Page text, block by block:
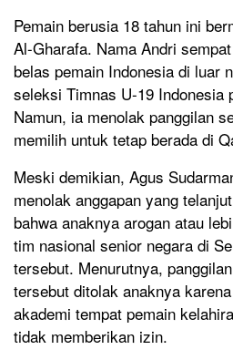
Pemain berusia 18 tahun ini
Al-Gharafa. Nama Andri
belas pemain Indonesia di luar
seleksi Timnas U-19 Indonesia
Namun, ia menolak panggilan
memilih untuk tetap berada di
Meski demikian, Agus
menolak anggapan yang
bahwa anaknya arogan atau
tim nasional senior negara di
tersebut. Menurutnya,
tersebut ditolak anaknya
akademi tempat pemain
tidak memberikan izin.